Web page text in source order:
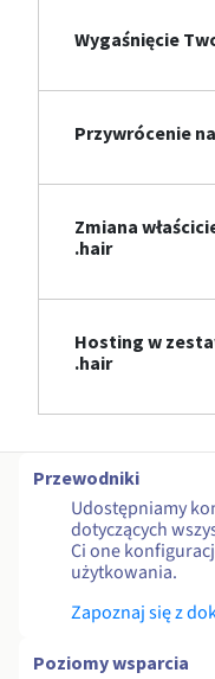
Wygaśnięcie
Przywrócenie
Zmiana
.hair
Hosting w
.hair
Przewodniki
Udostępniamy
dotyczących
Ci one
użytkowania.
Zapoznaj się z
Poziomy wsparcia